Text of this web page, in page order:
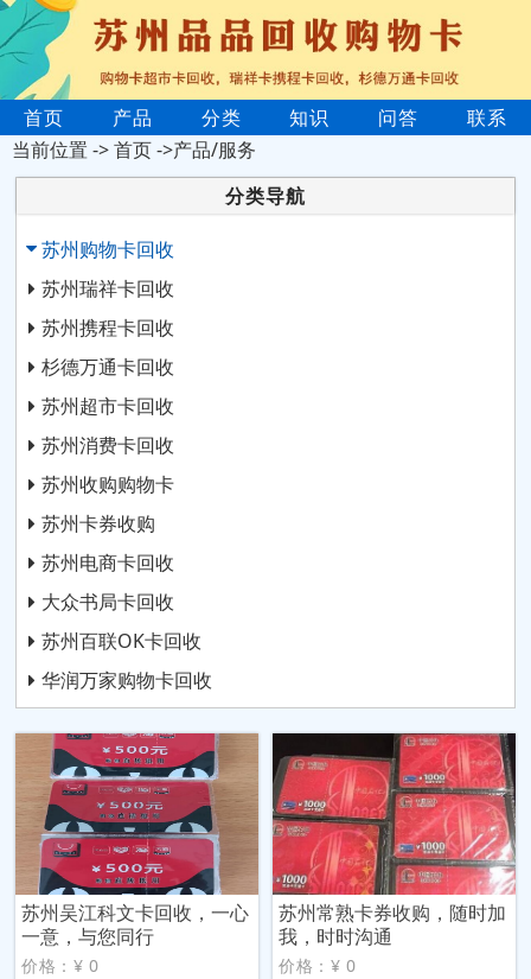
首页 产品 分类 知识 问答
联系
当前位置 ->首页->产品/服务
分类导航
苏州购物卡回收
苏州瑞祥卡回收
苏州携程卡回收
杉德万通卡回收
苏州超市卡回收
苏州消费卡回收
苏州收购购物卡
苏州卡券收购
苏州电商卡回收
大众书局卡回收
苏州百联OK卡回收
华润万家购物卡回收
苏州吴江科文卡回收，一心
一意，与您同行
价格：¥ 0
苏州常熟卡券收购，随时加
我，时时沟通
价格：¥ 0